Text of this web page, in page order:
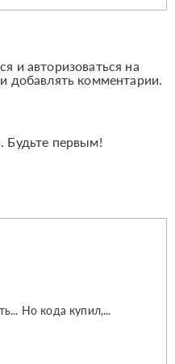
и авторизоваться на
добавлять комментарии.
Будьте первым!
Но кода купил,...